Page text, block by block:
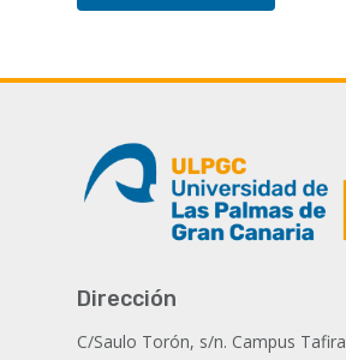
Dirección
C/Saulo Torón, s/n. Campus Tafira